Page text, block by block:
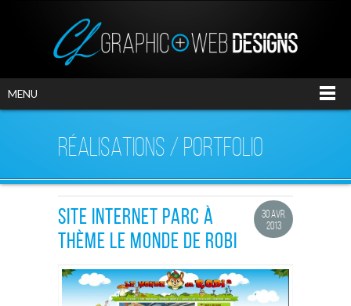
MENU
RÉALISATIONS / PORTFOLIO
30 AVR.
2013
SITE INTERNET PARC À
THÈME LE MONDE DE ROBI